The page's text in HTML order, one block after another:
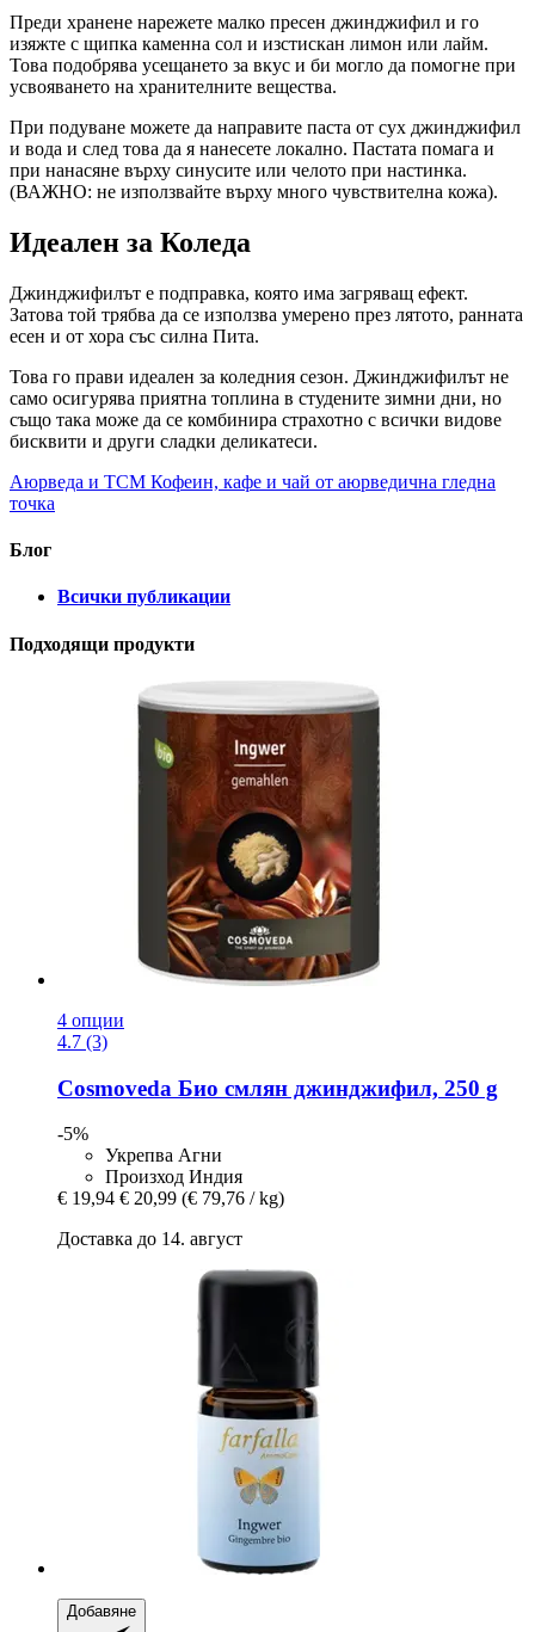
Преди хранене нарежете малко пресен джинджифил и го
изяжте с щипка каменна сол и изстискан лимон или лайм.
Това подобрява усещането за вкус и би могло да помогне при
усвояването на хранителните вещества.
При подуване можете да направите паста от сух джинджифил
и вода и след това да я нанесете локално. Пастата помага и
при нанасяне върху синусите или челото при настинка.
(ВАЖНО: не използвайте върху много чувствителна кожа).
Идеален за Коледа
Джинджифилът е подправка, която има загряващ ефект.
Затова той трябва да се използва умерено през лятото, ранната
есен и от хора със силна Пита.
Това го прави идеален за коледния сезон. Джинджифилът не
само осигурява приятна топлина в студените зимни дни, но
също така може да се комбинира страхотно с всички видове
бисквити и други сладки деликатеси.
Аюрведа и TCM Кофеин, кафе и чай от аюрведична гледна
точка
Блог
Всички публикации
Подходящи продукти
4 опции
4.7 (3)
Cosmoveda Био смлян джинджифил, 250 g
-5%
Укрепва Агни
Произход Индия
€ 19,94 € 20,99 (€ 79,76 / kg)
Доставка до 14. август
Добавяне